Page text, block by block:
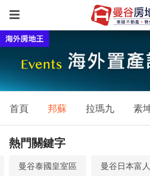
曼
谷
建
案
－
曼
谷
首頁 邦蘇 拉瑪九 素
熱門關鍵字
曼谷泰國皇室區 曼谷日本富